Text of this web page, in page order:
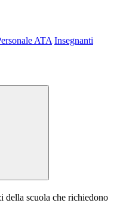
ATA Insegnanti
della scuola che richiedono